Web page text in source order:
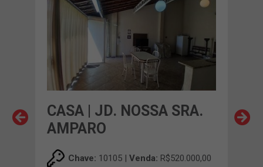
CASA | JD. NOSSA SRA.
AMPARO
Chave: 10105 | Venda: R$520.000,00